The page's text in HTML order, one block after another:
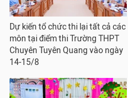
Dự kiến tổ chức thi lại tất cả các
môn tại điểm thi Trường THPT
Chuyên Tuyên Quang vào ngày
14-15/8